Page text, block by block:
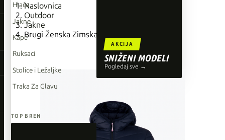
Giant
Orbea
Liv
Shimano
Wahoo
AKCIJA
SNIŽENI MODELI
Pogledaj sve →
Hlače
Jakne
Kape
Ruksaci
Stolice i Ležaljke
Traka Za Glavu
TOP BRENDOVI
Naslovnica
Outdoor
Jakne
Brugi Ženska Zimska Jakna Tamno Plava